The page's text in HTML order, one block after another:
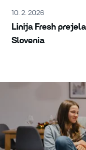
10. 2. 2026
Linija Fresh
Slovenia